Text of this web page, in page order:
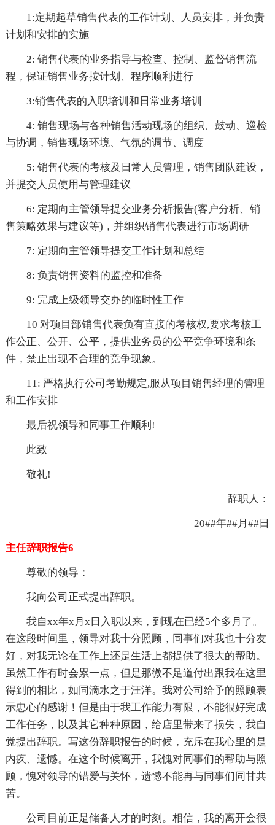
1:定期起草销售代表的工作计划、人员安排，并负责
计划和安排的实施
2: 销售代表的业务指导与检查、控制、监督销售流
程，保证销售业务按计划、程序顺利进行
3:销售代表的入职培训和日常业务培训
4: 销售现场与各种销售活动现场的组织、鼓动、巡检
与协调，销售现场环境、气氛的调节、调度
5: 销售代表的考核及日常人员管理，销售团队建设，
并提交人员使用与管理建议
6: 定期向主管领导提交业务分析报告(客户分析、销
售策略效果与建议等)，并组织销售代表进行市场调研
7: 定期向主管领导提交工作计划和总结
8: 负责销售资料的监控和准备
9: 完成上级领导交办的临时性工作
10 对项目部销售代表负有直接的考核权,要求考核工
作公正、公开、公平，提供业务员的公平竞争环境和条
件，禁止出现不合理的竞争现象。
11: 严格执行公司考勤规定,服从项目销售经理的管理
和工作安排
最后祝领导和同事工作顺利!
此致
敬礼!
辞职人：
20##年##月##日
主任辞职报告6
尊敬的领导：
我向公司正式提出辞职。
我自xx年x月x日入职以来，到现在已经5个多月了。
在这段时间里， 领导对我十分照顾，同事们对我也十分友
好，对我无论在工作上还是生活上都提供了很大的帮助。
虽然工作有时会累一点，但是那微不足道付出跟我在这里
得到的相比，如同滴水之于汪洋。我对公司给予的照顾表
示忠心的感谢！但是由于我工作能力有限，不能很好完成
工作任务，以及其它种种原因，给店里带来了损失，我自
觉提出辞职。写这份辞职报告的时候，充斥在我心里的是
内疚、遗憾。在这个时候离开，我愧对同事们的帮助与照
顾，愧对领导的错爱与关怀，遗憾不能再与同事们同甘共
苦。
公司目前正是储备人才的时刻。相信，我的离开会很